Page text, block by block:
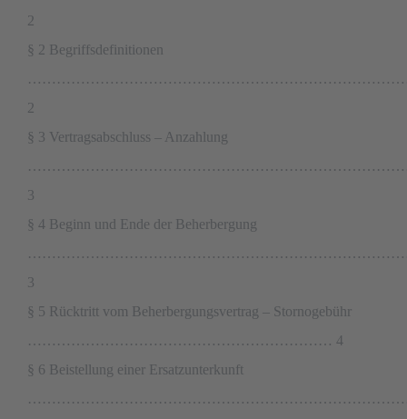
2
§ 2 Begriffsdefinitionen
2
§ 3 Vertragsabschluss – Anzahlung
3
§ 4 Beginn und Ende der Beherbergung
3
§ 5 Rücktritt vom Beherbergungsvertrag – Stornogebühr
……………………………………………………… 4
§ 6 Beistellung einer Ersatzunterkunft